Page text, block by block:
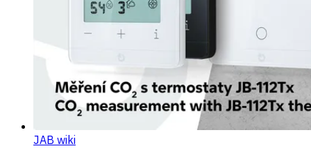
JAB wiki